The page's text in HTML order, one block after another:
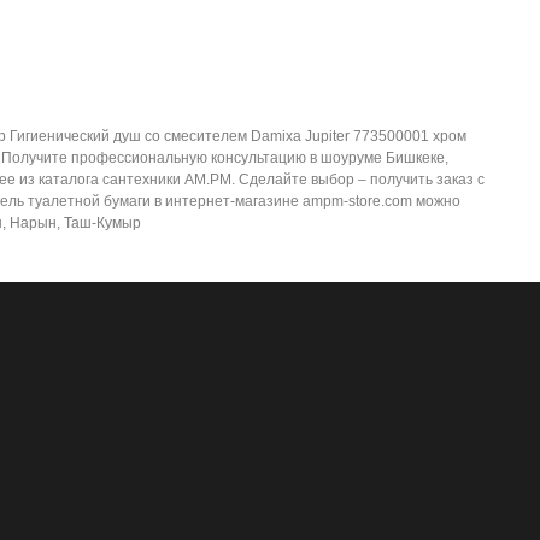
душ со смесителем Damixa Jupiter 773500001 хром
профессиональную консультацию в шоуруме Бишкеке,
каталога сантехники AM.PM. Сделайте выбор – получить заказ с
туалетной бумаги в интернет-магазине ampm-store.com можно
Нарын, Таш-Кумыр